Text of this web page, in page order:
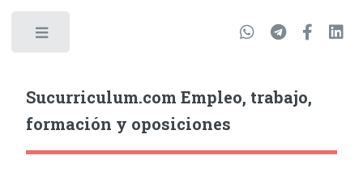
Sucurriculum.com Empleo, trabajo,
formación y oposiciones